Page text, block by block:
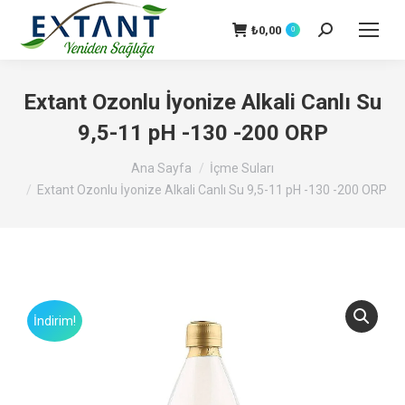
₺0,00 0 Search:
Extant Ozonlu İyonize Alkali Canlı Su
9,5-11 pH -130 -200 ORP
Ana Sayfa
İçme Suları
Extant Ozonlu İyonize Alkali Canlı Su 9,5-11 pH -130 -200 ORP
İndirim!